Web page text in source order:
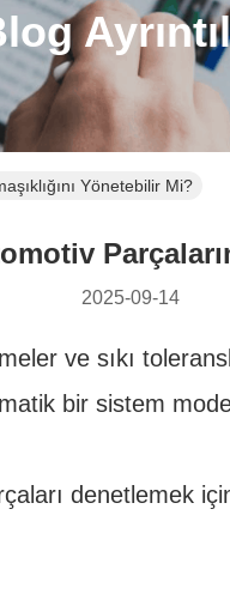
Yönetebilir Mi?
2025-09-14
ve sıkı
bir sistem
denetlemek